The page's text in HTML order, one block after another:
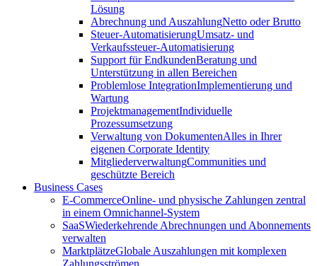
Lösung
Abrechnung und AuszahlungNetto oder Brutto
Steuer-AutomatisierungUmsatz- und
Verkaufssteuer-Automatisierung
Support für EndkundenBeratung und
Unterstützung in allen Bereichen
Problemlose IntegrationImplementierung und
Wartung
ProjektmanagementIndividuelle
Prozessumsetzung
Verwaltung von DokumentenAlles in Ihrer
eigenen Corporate Identity
MitgliederverwaltungCommunities und
geschützte Bereich
Business Cases
E-CommerceOnline- und physische Zahlungen zentral
in einem Omnichannel-System
SaaSWiederkehrende Abrechnungen und Abonnements
verwalten
MarktplätzeGlobale Auszahlungen mit komplexen
Zahlungsströmen